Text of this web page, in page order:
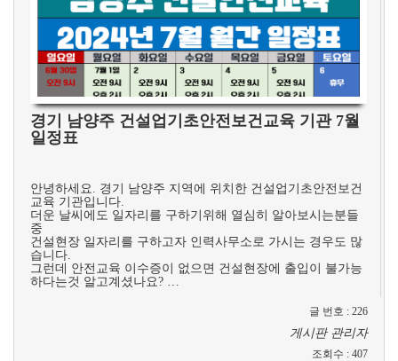
경기 남양주 건설업기초안전보건교육 기관 7월
일정표
안녕하세요. 경기 남양주 지역에 위치한 건설업기초안전보건
교육 기관입니다.
더운 날씨에도 일자리를 구하기위해 열심히 알아보시는분들
중
건설현장 일자리를 구하고자 인력사무소로 가시는 경우도 많
습니다.
그런데 안전교육 이수증이 없으면 건설현장에 출입이 불가능
하다는것 알고계셨나요? …
글 번호 : 226
게시판 관리자
조회수 : 407